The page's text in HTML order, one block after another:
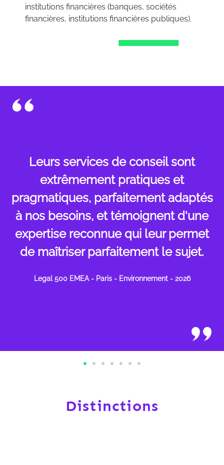
institutions financières (banques, sociétés
financières, institutions financières publiques).
Leurs services de conseil sont
extrêmement pratiques et
pragmatiques, parfaitement adaptés
à nos besoins, et témoignent d'une
expertise reconnue qui leur permet
de maîtriser parfaitement le sujet.
Legal 500 EMEA - Paris - Environnement - 2026
Distinctions